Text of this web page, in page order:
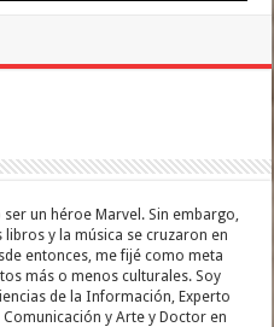
un héroe Marvel. Sin embargo,
libros y la música se cruzaron en
entonces, me fijé como meta
más o menos culturales. Soy
de la Información, Experto
y Arte y Doctor en